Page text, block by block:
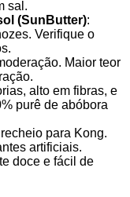
sal.
(SunButter):
Verifique o
Maior teor
alto em fibras, e
purê de abóbora
para Kong.
artificiais.
doce e fácil de